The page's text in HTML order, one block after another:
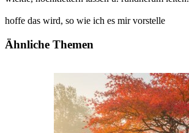
hoffe das wird, so wie ich es mir vorstelle
Ähnliche Themen